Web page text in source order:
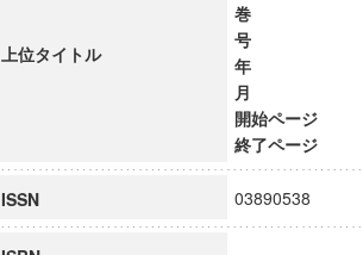
上位タイトル
巻
号
年
月
開始ページ
終了ページ
ISSN 03890538